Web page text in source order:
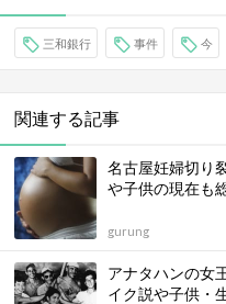
三和銀行 事件 今
関連する記事
名古屋妊婦切り
や子供の現在も
gurung
アナタハンの女
イク説や子供・